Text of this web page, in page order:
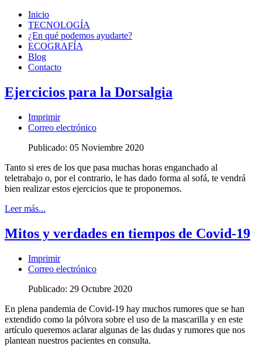
Inicio
TECNOLOGÍA
¿En qué podemos ayudarte?
ECOGRAFÍA
Blog
Contacto
Ejercicios para la Dorsalgia
Imprimir
Correo electrónico
Publicado: 05 Noviembre 2020
Tanto si eres de los que pasa muchas horas enganchado al
teletrabajo o, por el contrario, le has dado forma al sofá, te vendrá
bien realizar estos ejercicios que te proponemos.
Leer más...
Mitos y verdades en tiempos de Covid-19
Imprimir
Correo electrónico
Publicado: 29 Octubre 2020
En plena pandemia de Covid-19 hay muchos rumores que se han
extendido como la pólvora sobre el uso de la mascarilla y en este
artículo queremos aclarar algunas de las dudas y rumores que nos
plantean nuestros pacientes en consulta.